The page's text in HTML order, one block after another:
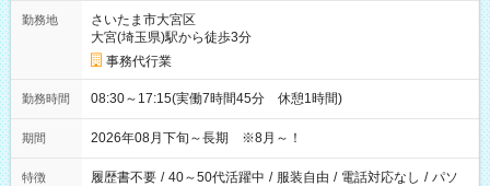
勤務地
さいたま市大宮区
大宮(埼玉県)駅から徒歩3分
事務代行業
勤務時間 08:30～17:15(実働7時間45分 休憩1時間)
期間 2026年08月下旬～長期 ※8月～！
特徴 履歴書不要 / 40～50代活躍中 / 服装自由 / 電話対応なし / パソ